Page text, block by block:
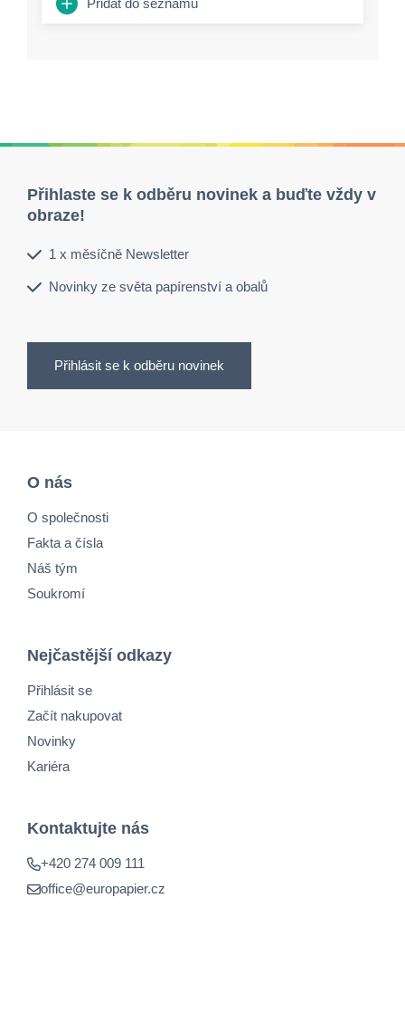
Přihlaste se k odběru novinek a buďte vždy v
obraze!
1 x měsíčně Newsletter
Novinky ze světa papírenství a obalů
Přihlásit se k odběru novinek
O nás
O společnosti
Fakta a čísla
Náš tým
Soukromí
Nejčastější odkazy
Přihlásit se
Začít nakupovat
Novinky
Kariéra
Kontaktujte nás
+420 274 009 111
office@europapier.cz